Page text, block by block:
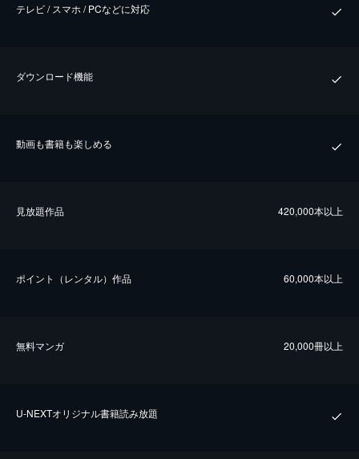
テレビ / スマホ / PCなどに対応
ダウンロード機能
動画も書籍も楽しめる
⾒放題作品 420,000本以上
ポイント（レンタル）作品 60,000本以上
無料マンガ 20,000冊以上
U-NEXTオリジナル書籍読み放題